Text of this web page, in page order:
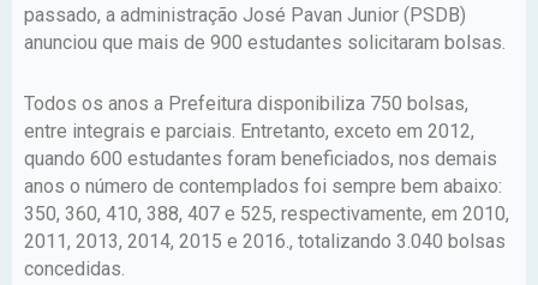
passado, a administração José Pavan Junior (PSDB)
anunciou que mais de 900 estudantes solicitaram bolsas.
Todos os anos a Prefeitura disponibiliza 750 bolsas,
entre integrais e parciais. Entretanto, exceto em 2012,
quando 600 estudantes foram beneficiados, nos demais
anos o número de contemplados foi sempre bem abaixo:
350, 360, 410, 388, 407 e 525, respectivamente, em 2010,
2011, 2013, 2014, 2015 e 2016., totalizando 3.040 bolsas
concedidas.